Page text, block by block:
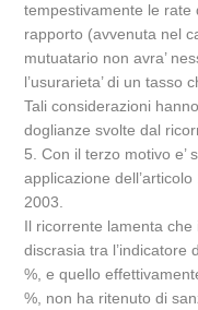
tempestivamente le rate
rapporto (avvenuta nel
mutuatario non avra’
l’usurarieta’ di un tasso
Tali considerazioni
doglianze svolte dal
5. Con il terzo motivo e’
applicazione
2003.
Il ricorrente lamenta
discrasia tra l’indicatore
%, e quello
%, non ha ritenuto di